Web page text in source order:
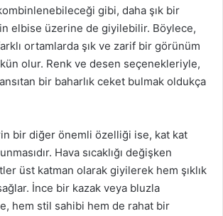
gibi, daha şık bir
elbise üzerine de giyilebilir. Böylece,
ortamlarda şık ve zarif bir görünüm
olur. Renk ve desen seçenekleriyle,
bir baharlık ceket bulmak oldukça
bir diğer önemli özelliği ise, kat kat
Hava sıcaklığı değişken
üst katman olarak giyilerek hem şıklık
İnce bir kazak veya bluzla
hem stil sahibi hem de rahat bir